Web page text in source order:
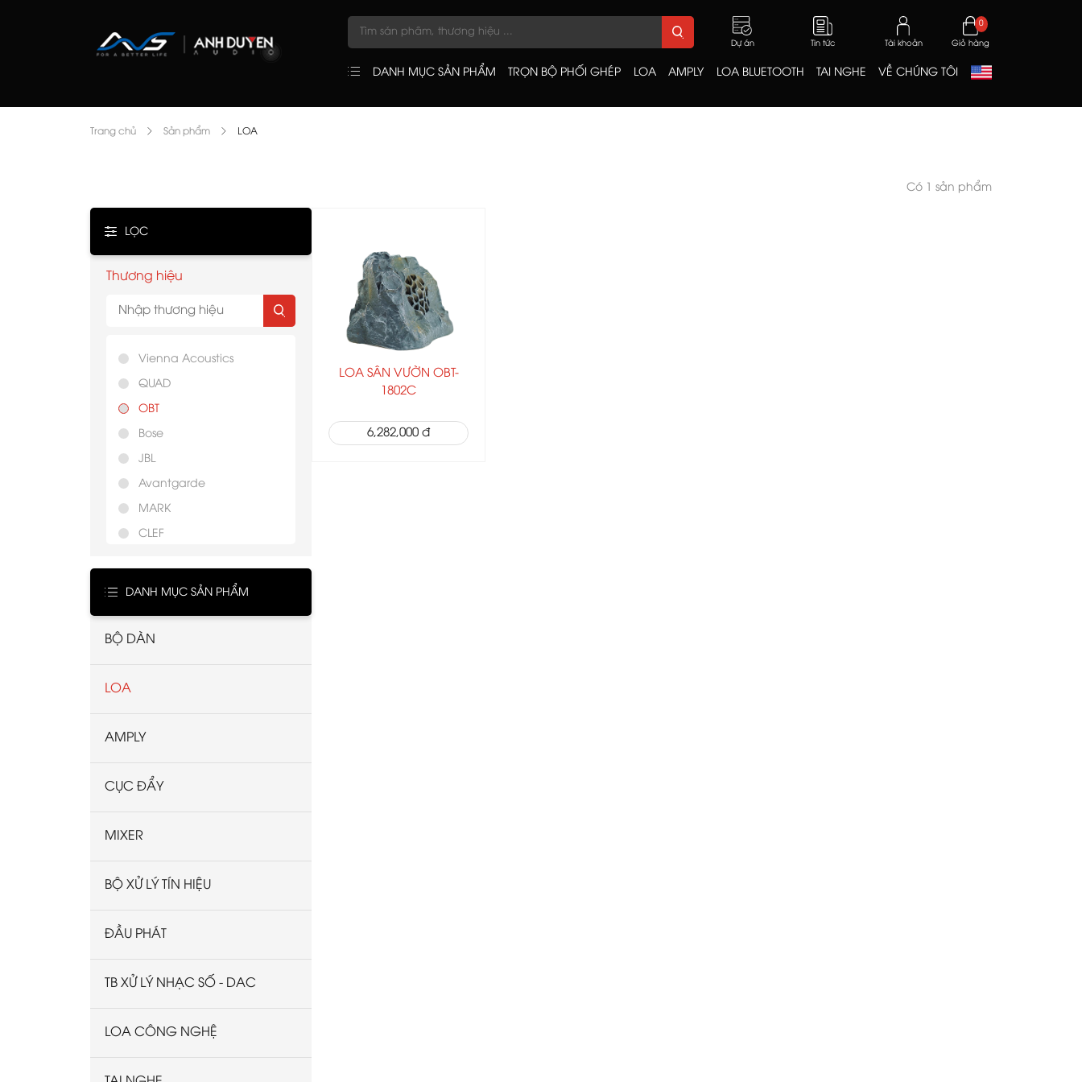
Dự án Tin tức Tài khoản Giỏ hàng
0
DANH MỤC SẢN PHẨM TRỌN BỘ PHỐI GHÉP LOA AMPLY LOA BLUETOOTH TAI NGHE VỀ CHÚNG TÔI
Trang chủ Sản phẩm LOA
LỌC
Thương hiệu
Vienna Acoustics
QUAD
OBT
Bose
JBL
Avantgarde
MARK
CLEF
LSPRO TECHNOLOGY
Harman Kardon
Castle
Yamaha
Polk
PROCELLA
AMS
Devialet
BOSS
DANH MỤC SẢN PHẨM
BỘ DÀN
LOA
AMPLY
CỤC ĐẨY
MIXER
BỘ XỬ LÝ TÍN HIỆU
ĐẦU PHÁT
TB XỬ LÝ NHẠC SỐ - DAC
LOA CÔNG NGHỆ
Có 1 sản phẩm
LOA SÂN VƯỜN OBT-
1802C
6,282,000 đ